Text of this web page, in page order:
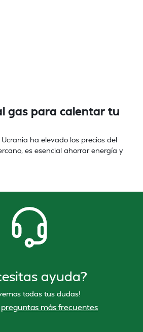
gas para calentar tu
ha elevado los precios del
es esencial ahorrar energía y
ayuda?
todas tus dudas!
preguntas más frecuentes